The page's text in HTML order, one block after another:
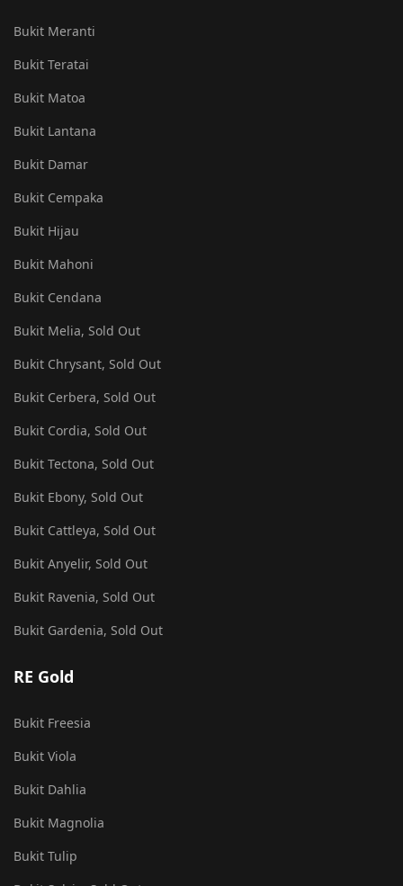
Bukit Meranti
Bukit Teratai
Bukit Matoa
Bukit Lantana
Bukit Damar
Bukit Cempaka
Bukit Hijau
Bukit Mahoni
Bukit Cendana
Bukit Melia, Sold Out
Bukit Chrysant, Sold Out
Bukit Cerbera, Sold Out
Bukit Cordia, Sold Out
Bukit Tectona, Sold Out
Bukit Ebony, Sold Out
Bukit Cattleya, Sold Out
Bukit Anyelir, Sold Out
Bukit Ravenia, Sold Out
Bukit Gardenia, Sold Out
RE Gold
Bukit Freesia
Bukit Viola
Bukit Dahlia
Bukit Magnolia
Bukit Tulip